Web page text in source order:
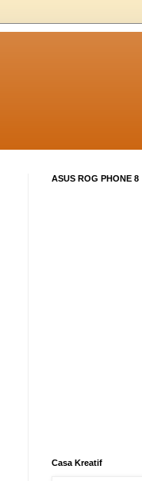
ASUS ROG PHONE 8
Casa Kreatif